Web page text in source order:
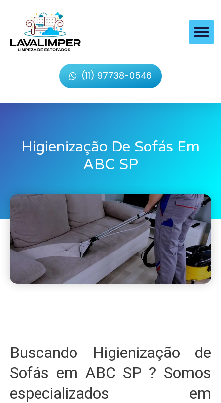
(11) 97738-0546
Higienização De Sofás Em
ABC SP
Buscando Higienização de
Sofás em ABC SP ? Somos
especializados em